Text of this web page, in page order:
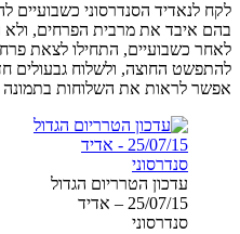
לקח לנאדיד הסנדרסוני כשבועיים
בהם איבד את מרבית הפרחים, ולא
לאחר כשבועיים, התחילו לצאת
להתפשט החוצה, ולשלוח גבעולים
אפשר לראות את השלוחות
עדכון הטרריום הגדול
25/07/15 – אדיד
סנדרסוני